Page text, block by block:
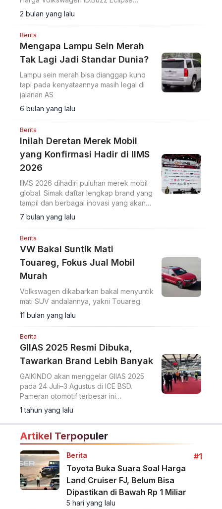
Edition mulai Rp1,495 miliar dengan
platform MEB dan jarak 573 km.
2 bulan yang lalu
Berita
Mengapa Lampu Sein Merah
Tak Lagi Jadi Standar Dunia?
Lampu sein merah bisa dianggap kuno
tapi pada kenyataannya masih legal di
jalanan AS
6 bulan yang lalu
Berita
Inilah Deretan Merek Mobil
yang Konfirmasi Hadir di IIMS
2026
IIMS 2026 dihadiri puluhan merek mobil
global. Simak daftar lengkap brand yang
tampil dan berbagai inovasi yang akan
dibawa ke pameran ini.
7 bulan yang lalu
Berita
VW Bakal Suntik Mati
Touareg, Fokus Jual Mobil
Murah
Volkswagen dikabarkan bakal menyuntik
mati SUV andalannya, yakni Touareg.
11 bulan yang lalu
Berita
GIIAS 2025 Resmi Dibuka,
Tawarkan Brand Lebih Banyak
GAIKINDO akan menggelar GIIAS 2025
pada 24 Juli–3 Agustus di ICE BSD.
Pameran otomotif terbesar ini
menghadirkan lebih dari 60 merek,
peserta baru seperti Xpeng dan Aletra,
serta tiket yang tersedia o
1 tahun yang lalu
Artikel Terpopuler
Berita
#1
Toyota Buka Suara Soal Harga
Land Cruiser FJ, Belum Bisa
Dipastikan di Bawah Rp 1 Miliar
5 hari yang lalu